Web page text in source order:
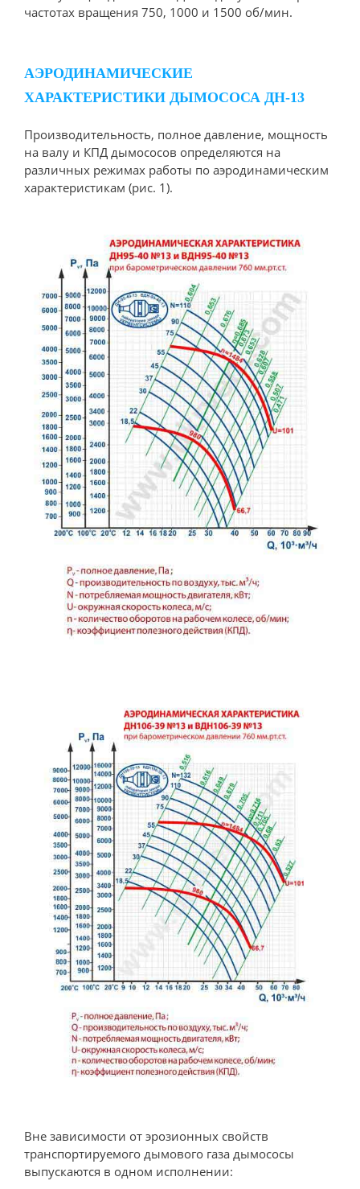
частотах вращения 750, 1000 и 1500 об/мин.
АЭРОДИНАМИЧЕСКИЕ
ХАРАКТЕРИСТИКИ ДЫМОСОСА ДН-13
Производительность, полное давление, мощность
на валу и КПД дымососов определяются на
различных режимах работы по аэродинамическим
характеристикам (рис. 1).
Вне зависимости от эрозионных свойств
транспортируемого дымового газа дымососы
выпускаются в одном исполнении: